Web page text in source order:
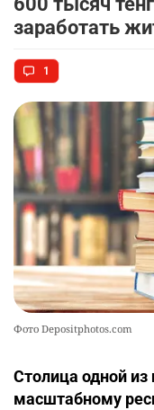
заработать
1
Фото Depositphotos.com
Столица одной
масштабному